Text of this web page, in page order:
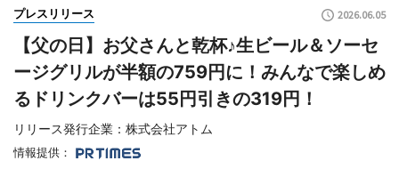
プレスリリース 2026.06.05
【父の日】お父さんと乾杯♪生ビール＆ソーセ
ージグリルが半額の759円に！みんなで楽しめ
るドリンクバーは55円引きの319円！
リリース発行企業：株式会社アトム
情報提供：